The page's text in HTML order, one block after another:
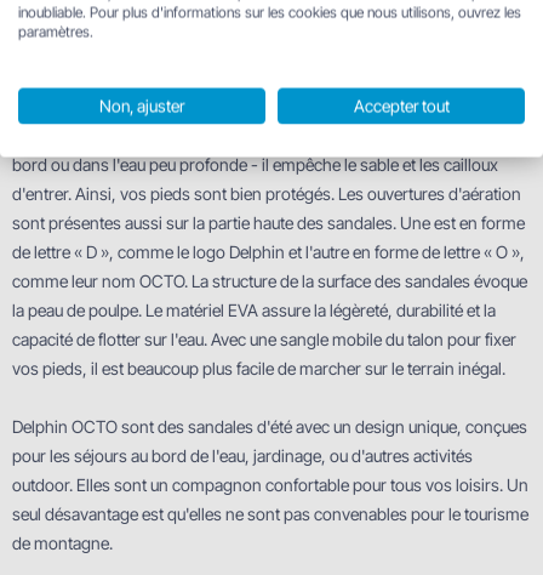
inspiration pour le design entier et l'abréviation OCTO.
meilleure aération des chaussures. Les ouvertures sont un peu plus
bord ou dans l'eau peu profonde - il empêche le sable et les cailloux
d'entrer. Ainsi, vos pieds sont bien protégés. Les ouvertures d'aération
sont présentes aussi sur la partie haute des sandales. Une est en forme
de lettre « D », comme le logo Delphin et l'autre en forme de lettre « O »,
comme leur nom OCTO. La structure de la surface des sandales évoque
la peau de poulpe. Le matériel EVA assure la légèreté, durabilité et la
capacité de flotter sur l'eau. Avec une sangle mobile du talon pour fixer
vos pieds, il est beaucoup plus facile de marcher sur le terrain inégal.
Delphin OCTO sont des sandales d'été avec un design unique, conçues
pour les séjours au bord de l'eau, jardinage, ou d'autres activités
outdoor. Elles sont un compagnon confortable pour tous vos loisirs. Un
seul désavantage est qu'elles ne sont pas convenables pour le tourisme
de montagne.
inoubliable. Pour plus d'informations sur les cookies que nous utilisons, ouvrez les
paramètres.
Non, ajuster Accepter tout